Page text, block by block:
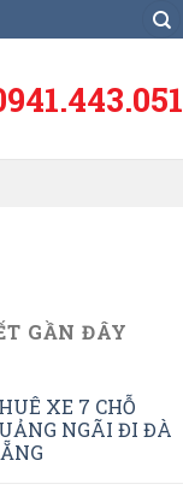
GẦN ĐÂY
XE 7 CHỖ
NGÃI ĐI ĐÀ